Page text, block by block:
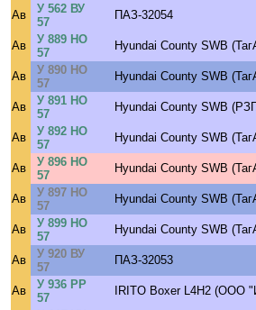
Ав
У 562 ВУ
57
ПАЗ-32054
Ав
У 889 НО
57
Hyundai County SWB
Ав
У 890 НО
57
Hyundai County SWB
Ав
У 891 НО
57
Hyundai County SWB
Ав
У 892 НО
57
Hyundai County SWB
Ав
У 896 НО
57
Hyundai County SWB
Ав
У 897 НО
57
Hyundai County SWB
Ав
У 899 НО
57
Hyundai County SWB
Ав
У 920 ВУ
57
ПАЗ-32053
Ав
У 936 РР
57
IRITO Boxer L4H2 (ООО